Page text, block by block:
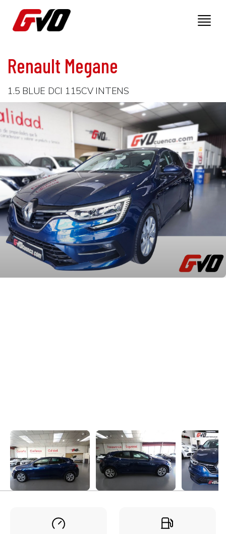
Renault Megane
1.5 BLUE DCI 115CV INTENS